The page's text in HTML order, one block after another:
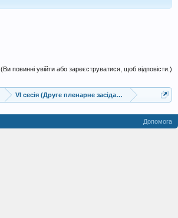
(Ви повинні увійти або зареєструватися, щоб відповісти.)
VI сесія (Друге пленарне засідання)
Допомога